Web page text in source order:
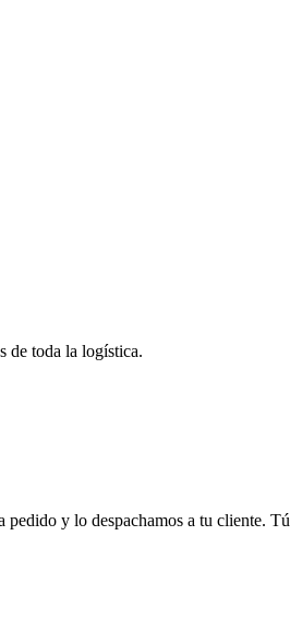
de toda la logística.
y lo despachamos a tu cliente.